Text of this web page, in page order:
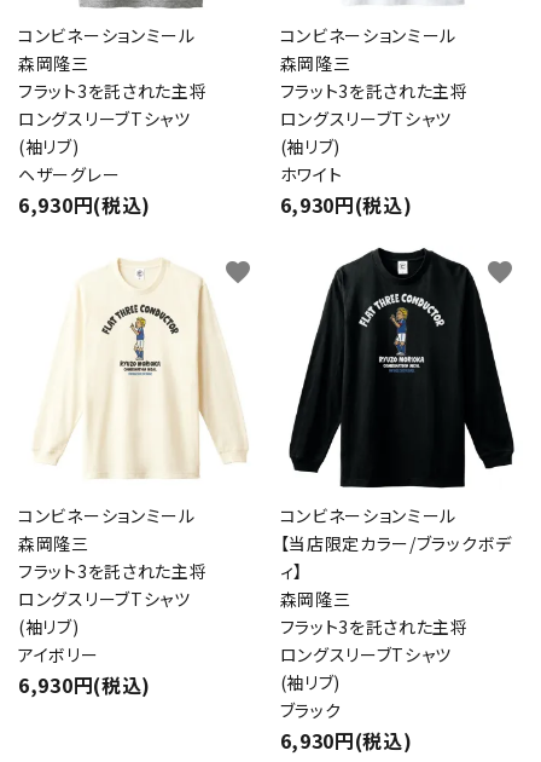
コンビネーションミール
森岡隆三
フラット3を託された主将
ロングスリーブTシャツ
(袖リブ)
ヘザーグレー
6,930円(税込)
コンビネーションミール
森岡隆三
フラット3を託された主将
ロングスリーブTシャツ
(袖リブ)
ホワイト
6,930円(税込)
コンビネーションミール
森岡隆三
フラット3を託された主将
ロングスリーブTシャツ
(袖リブ)
アイボリー
6,930円(税込)
favorite
コンビネーションミール
【当店限定カラー/ブラックボデ
ィ】
森岡隆三
フラット3を託された主将
ロングスリーブTシャツ
(袖リブ)
ブラック
6,930円(税込)
favorite